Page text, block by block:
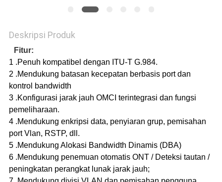
Deskripsi Produk
Fitur:
1 .Penuh kompatibel dengan ITU-T G.984.
2 .Mendukung batasan kecepatan berbasis port dan
kontrol bandwidth
3 .Konfigurasi jarak jauh OMCI terintegrasi dan fungsi
pemeliharaan.
4 .Mendukung enkripsi data, penyiaran grup, pemisahan
port Vlan, RSTP, dll.
5 .Mendukung Alokasi Bandwidth Dinamis (DBA)
6 .Mendukung penemuan otomatis ONT / Deteksi tautan /
peningkatan perangkat lunak jarak jauh;